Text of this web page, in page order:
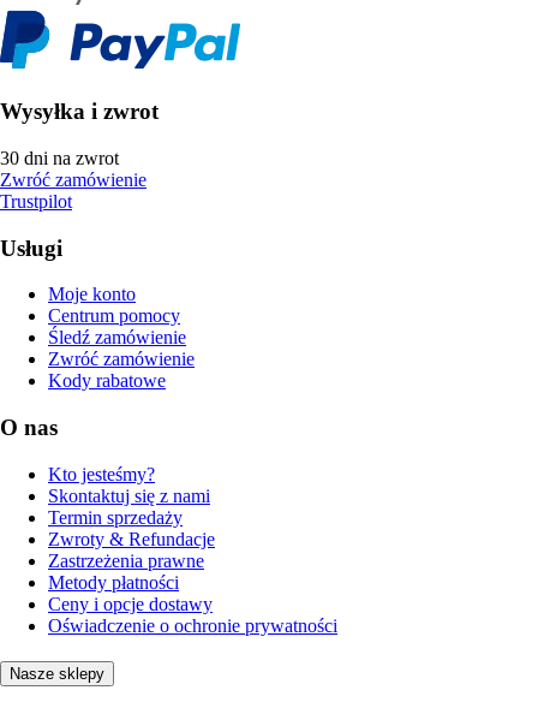
Wysyłka i zwrot
30 dni na zwrot
Zwróć zamówienie
Trustpilot
Usługi
Moje konto
Centrum pomocy
Śledź zamówienie
Zwróć zamówienie
Kody rabatowe
O nas
Kto jesteśmy?
Skontaktuj się z nami
Termin sprzedaży
Zwroty & Refundacje
Zastrzeżenia prawne
Metody płatności
Ceny i opcje dostawy
Oświadczenie o ochronie prywatności
Nasze sklepy